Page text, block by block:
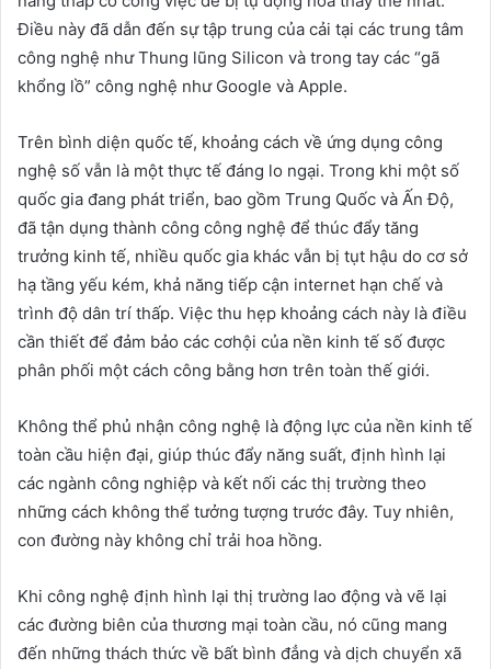
Điều này đã dẫn đến sự tập trung của cải tại các trung tâm
công nghệ như Thung lũng Silicon và trong tay các “gã
khổng lồ” công nghệ như Google và Apple.
Trên bình diện quốc tế, khoảng cách về ứng dụng công
nghệ số vẫn là một thực tế đáng lo ngại. Trong khi một số
quốc gia đang phát triển, bao gồm Trung Quốc và Ấn Độ,
đã tận dụng thành công công nghệ để thúc đẩy tăng
trưởng kinh tế, nhiều quốc gia khác vẫn bị tụt hậu do cơ sở
hạ tầng yếu kém, khả năng tiếp cận internet hạn chế và
trình độ dân trí thấp. Việc thu hẹp khoảng cách này là điều
cần thiết để đảm bảo các cơhội của nền kinh tế số được
phân phối một cách công bằng hơn trên toàn thế giới.
Không thể phủ nhận công nghệ là động lực của nền kinh tế
toàn cầu hiện đại, giúp thúc đẩy năng suất, định hình lại
các ngành công nghiệp và kết nối các thị trường theo
những cách không thể tưởng tượng trước đây. Tuy nhiên,
con đường này không chỉ trải hoa hồng.
Khi công nghệ định hình lại thị trường lao động và vẽ lại
các đường biên của thương mại toàn cầu, nó cũng mang
đến những thách thức về bất bình đẳng và dịch chuyển xã